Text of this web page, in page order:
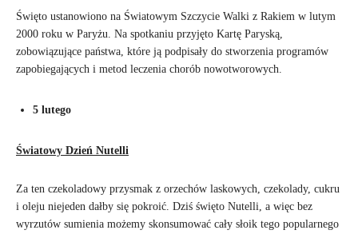
Święto ustanowiono na Światowym Szczycie Walki z Rakiem w lutym
2000 roku w Paryżu. Na spotkaniu przyjęto Kartę Paryską,
zobowiązujące państwa, które ją podpisały do stworzenia programów
zapobiegających i metod leczenia chorób nowotworowych.
5 lutego
Światowy Dzień Nutelli
Za ten czekoladowy przysmak z orzechów laskowych, czekolady, cukru
i oleju niejeden dałby się pokroić. Dziś święto Nutelli, a więc bez
wyrzutów sumienia możemy skonsumować cały słoik tego popularnego